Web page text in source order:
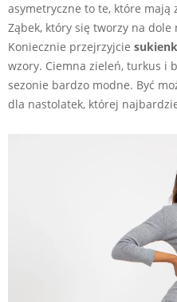
asymetryczne to te, które mają
Ząbek, który się tworzy na
Koniecznie przejrzyjcie
wzory. Ciemna zieleń, turkus i
sezonie bardzo modne. Być
dla nastolatek, której